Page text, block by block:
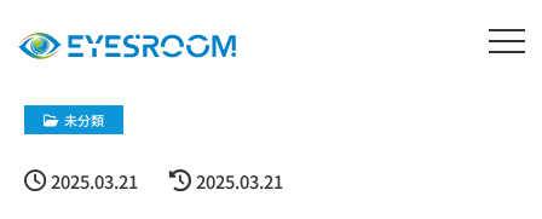
未分類
2025.03.21 2025.03.21